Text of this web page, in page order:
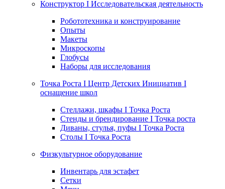
Конструктор I Исследовательская деятельность
Робототехника и конструирование
Опыты
Макеты
Микроскопы
Глобусы
Наборы для исследования
Точка Роста I Центр Детских Инициатив I
оснащение школ
Стеллажи, шкафы I Точка Роста
Стенды и брендирование I Точка роста
Диваны, стулья, пуфы I Точка Роста
Столы I Точка Роста
Физкультурное оборудование
Инвентарь для эстафет
Сетки